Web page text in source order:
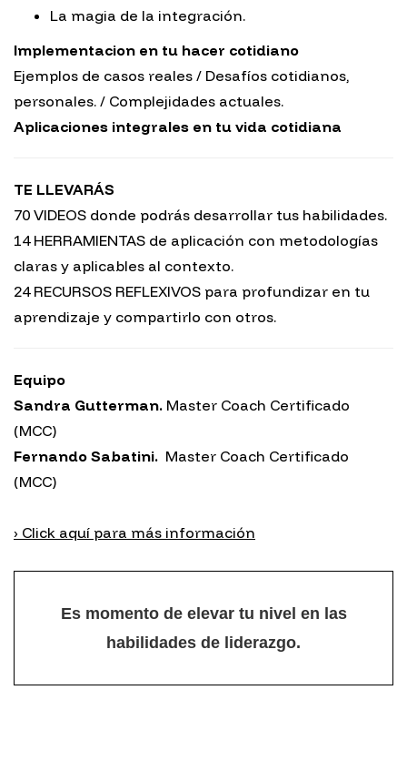
La magia de la integración.
Implementacion en tu hacer cotidiano
Ejemplos de casos reales / Desafíos cotidianos,
personales. / Complejidades actuales.
Aplicaciones integrales en tu vida cotidiana
TE LLEVARÁS
70 VIDEOS donde podrás desarrollar tus habilidades.
14 HERRAMIENTAS de aplicación con metodologías
claras y aplicables al contexto.
24 RECURSOS REFLEXIVOS para profundizar en tu
aprendizaje y compartirlo con otros.
Equipo
Sandra Gutterman. Master Coach Certificado
(MCC)
Fernando Sabatini. Master Coach Certificado
(MCC)
› Click aquí para más información
Es momento de elevar tu nivel en las
habilidades de liderazgo.